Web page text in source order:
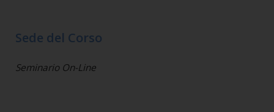
Sede del Corso
Seminario On-Line